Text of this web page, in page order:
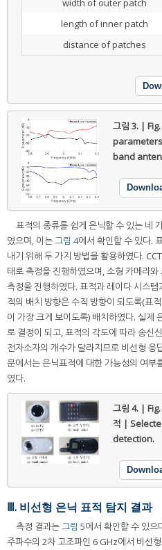
width of outer patch
length of inner patch
distance of patches
그림 3. |
band
표적의 종류를 쉽게 은닉할 수 있는 네
였으며, 이는그림 4에서 확인할 수 있다.
내기 위해 두 가지 방법을 활용하였다.
태로 측정을 진행하였으며, 소형 카메라
측정을 진행하였다. 표적과 레이다 시스
적의 배치 방향은 수직 방향이 되도록(표
이 가장 크게 보이도록) 배치하였다. 실제
로 결정이 되고, 표적의 각도에 따라 송신
전자소자의 개수가 달라지므로 비선형 응
문에서는 은닉표적에 대한 가능성의 여부
였다.
그림 4. |
적 |
detection.
Ⅲ. 비선형 은닉 표적 탐지 결과
측정 결과는그림 5에서 확인할 수 있으
주파수의 2차 고조파인 6 GHz에서 비선